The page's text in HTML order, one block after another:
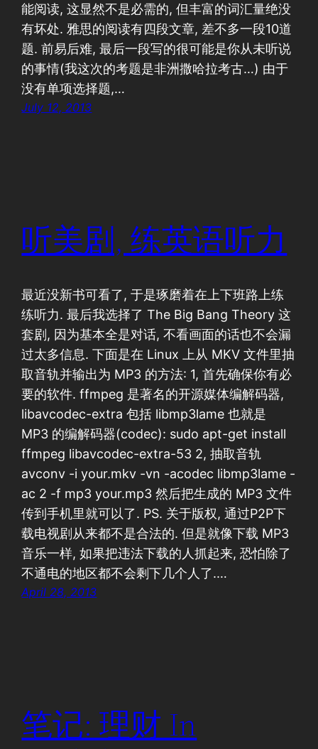
能阅读, 这显然不是必需的, 但丰富的词汇量绝没
有坏处. 雅思的阅读有四段文章, 差不多一段10道
题. 前易后难, 最后一段写的很可能是你从未听说
的事情(我这次的考题是非洲撒哈拉考古…) 由于
没有单项选择题,…
July 12, 2013
听美剧, 练英语听力
最近没新书可看了, 于是琢磨着在上下班路上练
练听力. 最后我选择了 The Big Bang Theory 这
套剧, 因为基本全是对话, 不看画面的话也不会漏
过太多信息. 下面是在 Linux 上从 MKV 文件里抽
取音轨并输出为 MP3 的方法: 1, 首先确保你有必
要的软件. ffmpeg 是著名的开源媒体编解码器,
libavcodec-extra 包括 libmp3lame 也就是
MP3 的编解码器(codec): sudo apt-get install
ffmpeg libavcodec-extra-53 2, 抽取音轨
avconv -i your.mkv -vn -acodec libmp3lame -
ac 2 -f mp3 your.mp3 然后把生成的 MP3 文件
传到手机里就可以了. PS. 关于版权, 通过P2P下
载电视剧从来都不是合法的. 但是就像下载 MP3
音乐一样, 如果把违法下载的人抓起来, 恐怕除了
不通电的地区都不会剩下几个人了.…
April 28, 2013
笔记: 理财 In